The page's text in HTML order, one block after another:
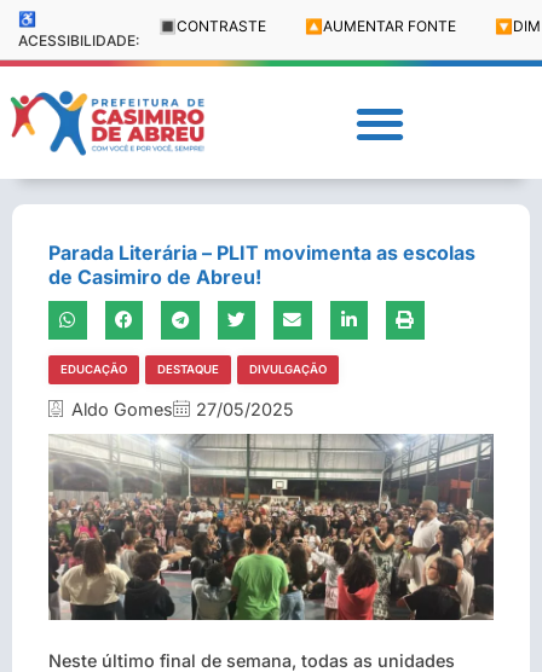
♿
ACESSIBILIDADE:
🔳 CONTRASTE 🔼 AUMENTAR FONTE 🔽
Parada Literária – PLIT movimenta as escolas
de Casimiro de Abreu!
EDUCAÇÃO DESTAQUE DIVULGAÇÃO
Aldo Gomes 27/05/2025
Neste último final de semana, todas as unidades